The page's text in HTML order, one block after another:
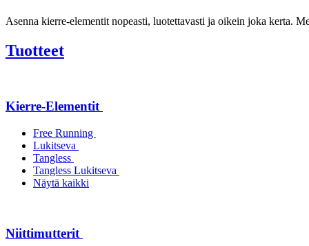
Asenna kierre-elementit nopeasti, luotettavasti ja oikein joka kerta.
Tuotteet
Kierre-Elementit
Free Running
Lukitseva
Tangless
Tangless Lukitseva
Näytä kaikki
Niittimutterit